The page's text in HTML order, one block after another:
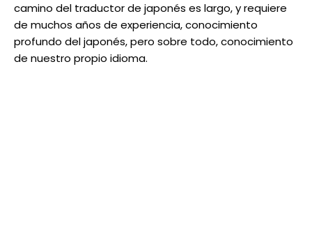
camino del traductor de japonés es largo, y requiere
de muchos años de experiencia, conocimiento
profundo del japonés, pero sobre todo, conocimiento
de nuestro propio idioma.